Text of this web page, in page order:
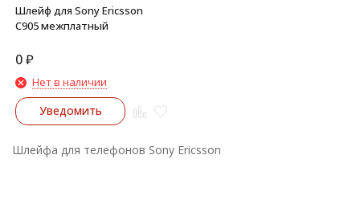
Шлейф для Sony Ericsson
C905 межплатный
0₽
Нет в наличии
Уведомить
Шлейфа для телефонов Sony Ericsson